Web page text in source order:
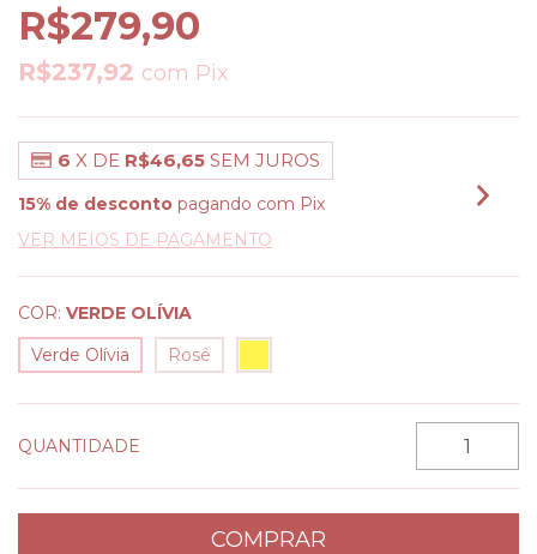
R$279,90
R$237,92 com Pix
6 X DE R$46,65 SEM JUROS
15% de desconto pagando com Pix
VER MEIOS DE PAGAMENTO
COR: VERDE OLÍVIA
Verde Olívia
Rosê
QUANTIDADE